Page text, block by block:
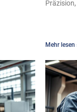
Mehr lesen